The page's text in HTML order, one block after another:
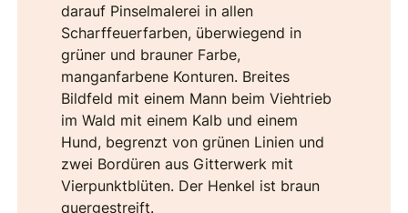
darauf Pinselmalerei in allen
Scharffeuerfarben, überwiegend in
grüner und brauner Farbe,
manganfarbene Konturen. Breites
Bildfeld mit einem Mann beim Viehtrieb
im Wald mit einem Kalb und einem
Hund, begrenzt von grünen Linien und
zwei Bordüren aus Gitterwerk mit
Vierpunktblüten. Der Henkel ist braun
quergestreift.